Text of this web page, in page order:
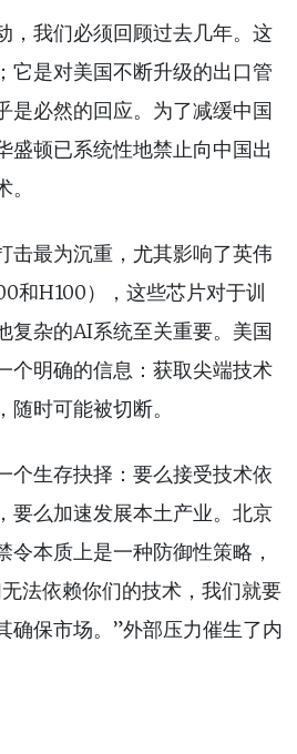
，我们必须回顾过去几年。这
它是对美国不断升级的出口管
是必然的回应。为了减缓中国
盛顿已系统性地禁止向中国出
击最为沉重，尤其影响了英伟
和H100），这些芯片对于训
复杂的AI系统至关重要。美国
个明确的信息：获取尖端技术
时可能被切断。
个生存抉择：要么接受技术依
要么加速发展本土产业。北京
令本质上是一种防御性策略，
法依赖你们的技术，我们就要
确保市场。”外部压力催生了内